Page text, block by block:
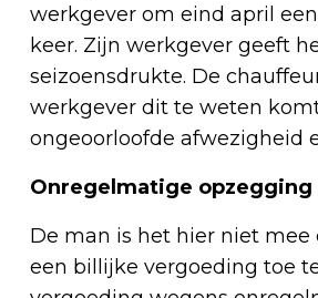
werkgever om eind april
keer. Zijn werkgever geeft
seizoensdrukte. De
werkgever dit te weten
ongeoorloofde afwezigheid
Onregelmatige opzegging
De man is het hier niet
een billijke vergoeding toe